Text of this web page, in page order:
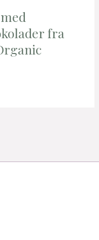
fra